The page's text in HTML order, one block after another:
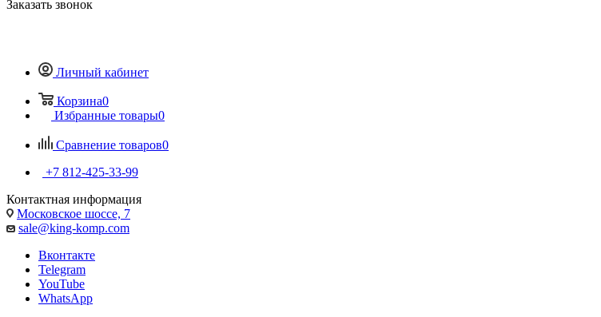
Заказать звонок
Личный кабинет
Корзина0
Избранные товары0
Сравнение товаров0
+7 812-425-33-99
Контактная информация
Московское шоссе, 7
sale@king-komp.com
Вконтакте
Telegram
YouTube
WhatsApp